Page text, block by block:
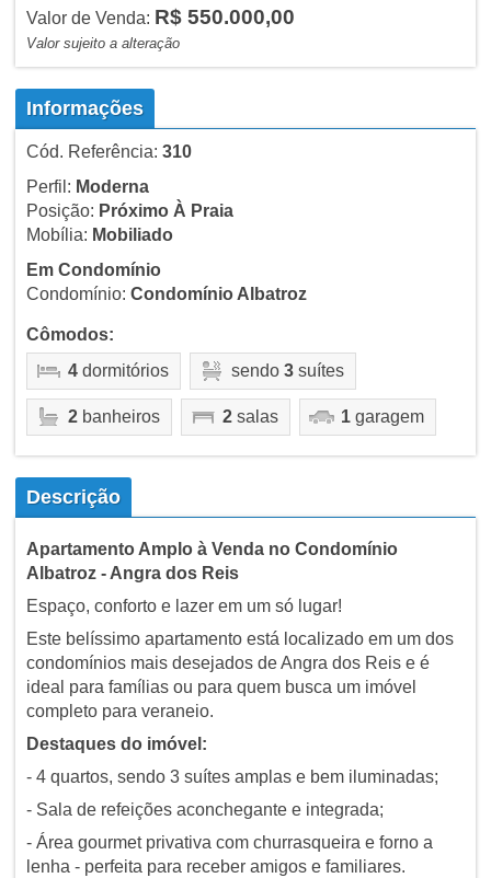
Valor de Venda: R$ 550.000,00
Valor sujeito a alteração
Informações
Cód. Referência: 310
Perfil: Moderna
Posição: Próximo À Praia
Mobília: Mobiliado
Em Condomínio
Condomínio: Condomínio Albatroz
Cômodos:
4dormitórios sendo 3suítes
2banheiros 2salas 1garagem
Descrição
Apartamento Amplo à Venda no Condomínio
Albatroz - Angra dos Reis
Espaço, conforto e lazer em um só lugar!
Este belíssimo apartamento está localizado em um dos
condomínios mais desejados de Angra dos Reis e é
ideal para famílias ou para quem busca um imóvel
completo para veraneio.
Destaques do imóvel:
- 4 quartos, sendo 3 suítes amplas e bem iluminadas;
- Sala de refeições aconchegante e integrada;
- Área gourmet privativa com churrasqueira e forno a
lenha - perfeita para receber amigos e familiares.